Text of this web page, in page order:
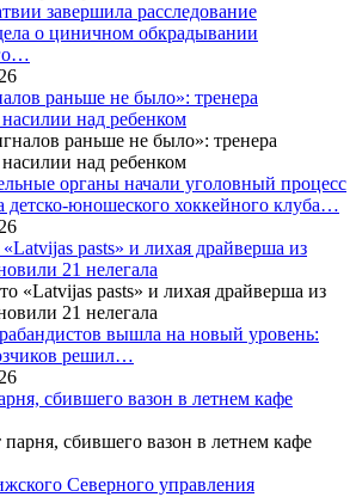
завершила расследование
о циничном обкрадывании
раньше не было»: тренера
над ребенком
органы начали уголовный процесс
детско-юношеского хоккейного клуба…
pasts» и лихая драйверша из
21 нелегала
вышла на новый уровень:
решил…
сбившего вазон в летнем кафе
Северного управления